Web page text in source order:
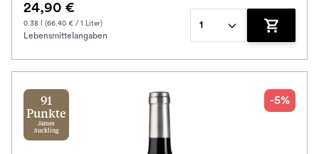
24,90 €
0.38 l (66.40 € / 1 Liter)
Lebensmittelangaben
1
Zum
91
Punkte
James
Suckling
-5%